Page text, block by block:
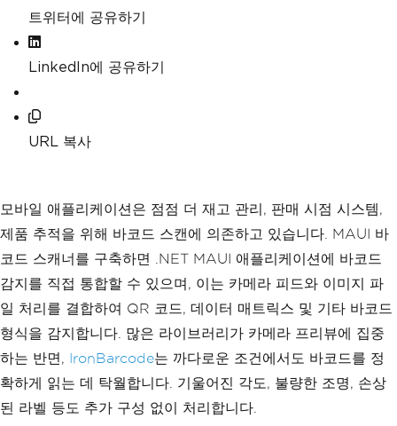
트위터에 공유하기
LinkedIn에 공유하기
URL 복사
모바일 애플리케이션은 점점 더 재고 관리, 판매 시점 시스템,
제품 추적을 위해 바코드 스캔에 의존하고 있습니다. MAUI 바
코드 스캐너를 구축하면 .NET MAUI 애플리케이션에 바코드
감지를 직접 통합할 수 있으며, 이는 카메라 피드와 이미지 파
일 처리를 결합하여 QR 코드, 데이터 매트릭스 및 기타 바코드
형식을 감지합니다. 많은 라이브러리가 카메라 프리뷰에 집중
하는 반면, IronBarcode는 까다로운 조건에서도 바코드를 정
확하게 읽는 데 탁월합니다. 기울어진 각도, 불량한 조명, 손상
된 라벨 등도 추가 구성 없이 처리합니다.